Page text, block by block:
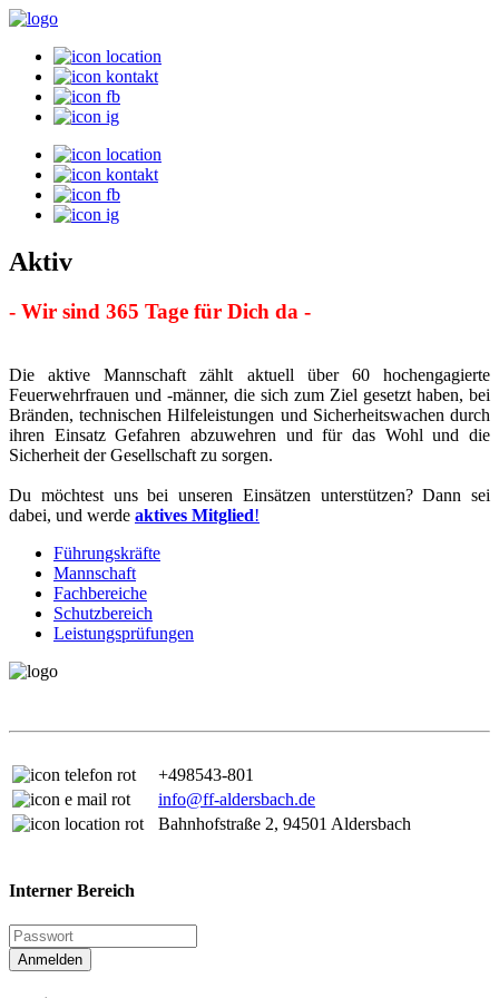
Aktiv
- Wir sind 365 Tage für Dich da -
Die aktive Mannschaft zählt aktuell über 60 hochengagierte
Feuerwehrfrauen und -männer, die sich zum Ziel gesetzt haben, bei
Bränden, technischen Hilfeleistungen und Sicherheitswachen durch
ihren Einsatz Gefahren abzuwehren und für das Wohl und die
Sicherheit der Gesellschaft zu sorgen.
Du möchtest uns bei unseren Einsätzen unterstützen? Dann sei
dabei, und werde aktives Mitglied!
Führungskräfte
Mannschaft
Fachbereiche
Schutzbereich
Leistungsprüfungen
+498543-801
info@ff-aldersbach.de
Bahnhofstraße 2, 94501 Aldersbach
Interner Bereich
Anmelden